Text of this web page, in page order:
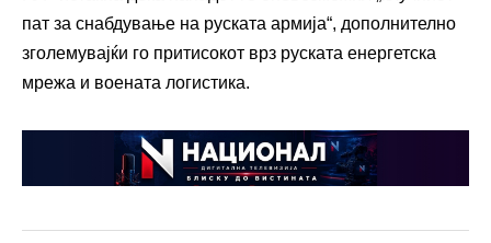
пат за снабдување на руската армија“, дополнително
зголемувајќи го притисокот врз руската енергетска
мрежа и воената логистика.